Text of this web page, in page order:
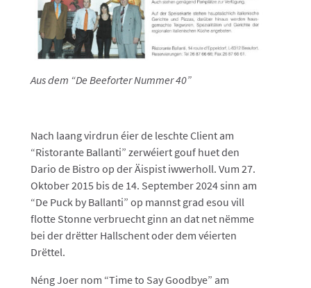
Aus dem “De Beeforter Nummer 40”
Nach laang virdrun éier de leschte Client am
“Ristorante Ballanti” zerwéiert gouf huet den
Dario de Bistro op der Äispist iwwerholl. Vum 27.
Oktober 2015 bis de 14. September 2024 sinn am
“De Puck by Ballanti” op mannst grad esou vill
flotte Stonne verbruecht ginn an dat net nëmme
bei der drëtter Hallschent oder dem véierten
Drëttel.
Néng Joer nom “Time to Say Goodbye” am